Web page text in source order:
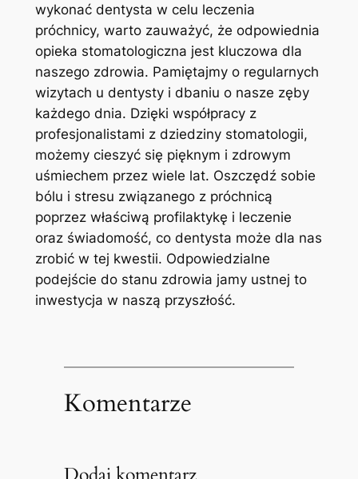
wykonać dentysta w celu leczenia
próchnicy, warto zauważyć, że odpowiednia
opieka stomatologiczna jest kluczowa dla
naszego zdrowia. Pamiętajmy o regularnych
wizytach u dentysty i dbaniu o nasze zęby
każdego dnia. Dzięki współpracy z
profesjonalistami z dziedziny stomatologii,
możemy cieszyć się pięknym i zdrowym
uśmiechem przez wiele lat. Oszczędź sobie
bólu i stresu związanego z próchnicą
poprzez właściwą profilaktykę i leczenie
oraz świadomość, co dentysta może dla nas
zrobić w tej kwestii. Odpowiedzialne
podejście do stanu zdrowia jamy ustnej to
inwestycja w naszą przyszłość.
Komentarze